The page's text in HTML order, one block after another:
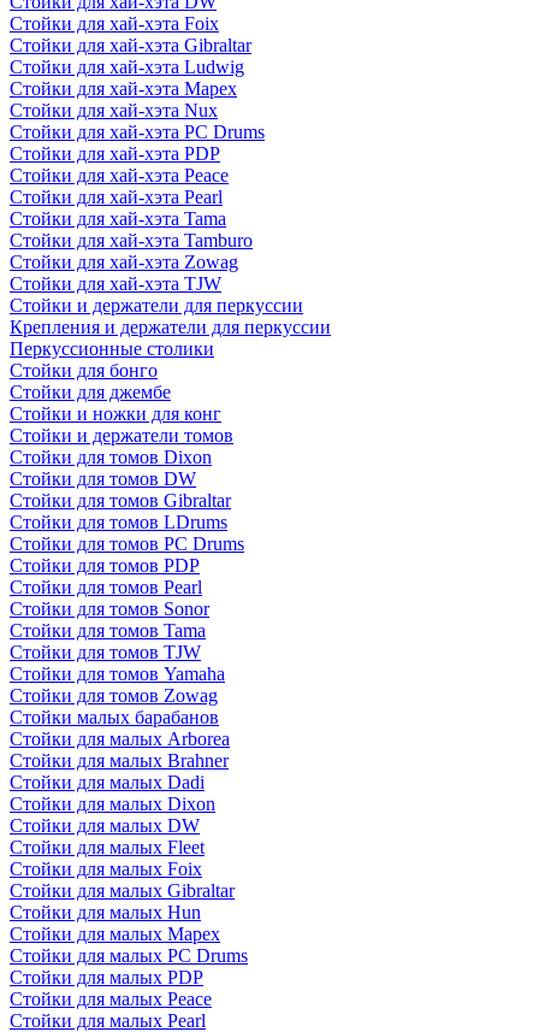
Стойки для хай-хэта Foix
Стойки для хай-хэта Gibraltar
Стойки для хай-хэта Ludwig
Стойки для хай-хэта Mapex
Стойки для хай-хэта Nux
Стойки для хай-хэта PC Drums
Стойки для хай-хэта PDP
Стойки для хай-хэта Peace
Стойки для хай-хэта Pearl
Стойки для хай-хэта Tama
Стойки для хай-хэта Tamburo
Стойки для хай-хэта Zowag
Стойки для хай-хэта TJW
Стойки и держатели для перкуссии
Крепления и держатели для перкуссии
Перкуссионные столики
Стойки для бонго
Стойки для джембе
Стойки и ножки для конг
Стойки и держатели томов
Стойки для томов Dixon
Стойки для томов DW
Стойки для томов Gibraltar
Стойки для томов LDrums
Стойки для томов PC Drums
Стойки для томов PDP
Стойки для томов Pearl
Стойки для томов Sonor
Стойки для томов Tama
Стойки для томов TJW
Стойки для томов Yamaha
Стойки для томов Zowag
Стойки малых барабанов
Стойки для малых Arborea
Стойки для малых Brahner
Стойки для малых Dadi
Стойки для малых Dixon
Стойки для малых DW
Стойки для малых Fleet
Стойки для малых Foix
Стойки для малых Gibraltar
Стойки для малых Hun
Стойки для малых Mapex
Стойки для малых PC Drums
Стойки для малых PDP
Стойки для малых Peace
Стойки для малых Pearl